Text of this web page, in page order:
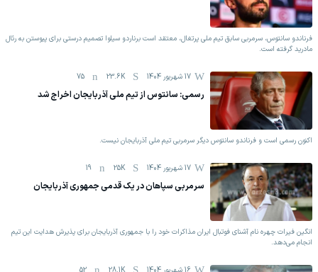
فرناندو سانتوس، سرمربی سابق تیم ملی پرتغال، معتقد است برناردو سیلوا تصمیم درستی برای پیوستن به رئال
مادرید گرفته است.
17 شهریور 1404 23.6K
75
رسمی: سانتوس از تیم ملی آذربایجان اخراج شد
اکنون رسمی است و فرناندو سانتوس دیگر سرمربی تیم ملی آذربایجان نیست.
17 شهریور 1404 25K
19
سرمربی سپاهان در یک قدمی جمهوری آذربایجان
انگین فیرات چهره نام آشنای فوتبال ایران مذاکرات خود را با جمهوری آذربایجان برای پذیرش هدایت این تیم
انجام می‌دهد.